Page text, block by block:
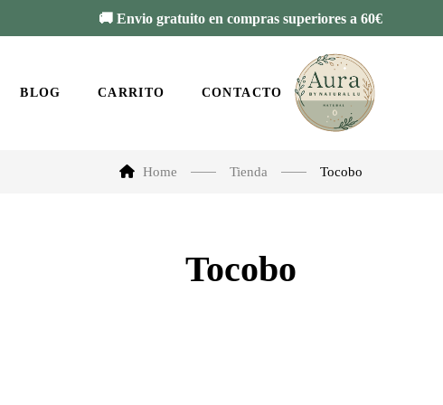
🚚 Envio gratuito en compras superiores a 60€
BLOG CARRITO CONTACTO
Home Tienda Tocobo
Tocobo